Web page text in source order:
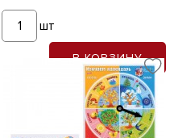
шт
В КОРЗИНУ